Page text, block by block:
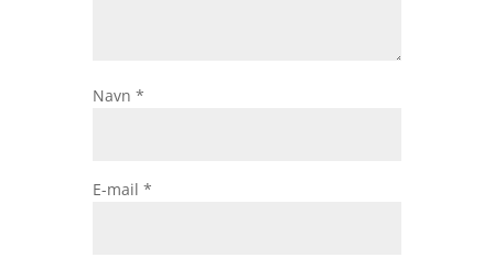
Navn *
E-mail *